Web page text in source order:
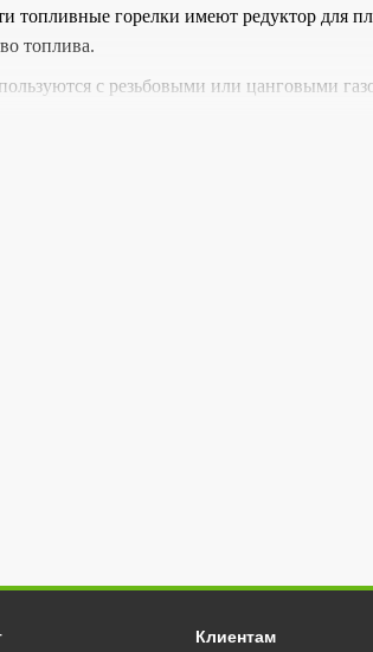
топливные горелки имеют редуктор для
топлива.
с резьбовыми или цанговыми
Клиентам